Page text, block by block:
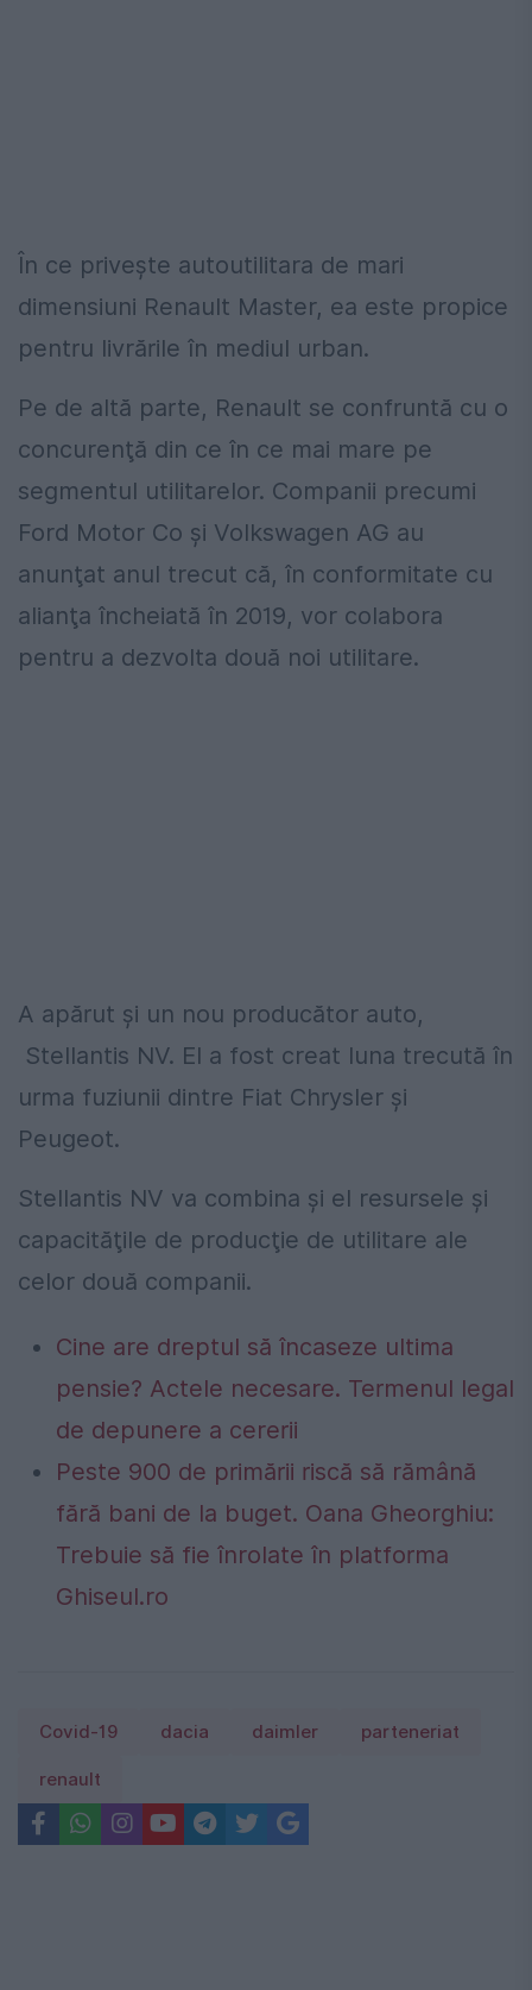
În ce privește autoutilitara de mari
dimensiuni Renault Master, ea este propice
pentru livrările în mediul urban.
Pe de altă parte, Renault se confruntă cu o
concurenţă din ce în ce mai mare pe
segmentul utilitarelor. Companii precumi
Ford Motor Co şi Volkswagen AG au
anunţat anul trecut că, în conformitate cu
alianţa încheiată în 2019, vor colabora
pentru a dezvolta două noi utilitare.
A apărut și un nou producător auto,
Stellantis NV. El a fost creat luna trecută în
urma fuziunii dintre Fiat Chrysler şi
Peugeot.
Stellantis NV va combina şi el resursele şi
capacităţile de producţie de utilitare ale
celor două companii.
Cine are dreptul să încaseze ultima
pensie? Actele necesare. Termenul legal
de depunere a cererii
Peste 900 de primării riscă să rămână
fără bani de la buget. Oana Gheorghiu:
Trebuie să fie înrolate în platforma
Ghiseul.ro
Covid-19 dacia daimler parteneriat
renault